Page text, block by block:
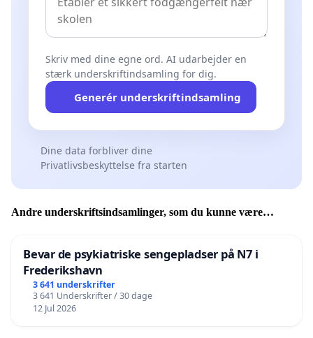
Skriv med dine egne ord. AI udarbejder en
stærk underskriftindsamling for dig.
Generér underskriftindsamling
Dine data forbliver dine
Privatlivsbeskyttelse fra starten
Andre underskriftsindsamlinger, som du kunne være
Bevar de psykiatriske sengepladser på N7 i
Frederikshavn
3 641 underskrifter
3 641 Underskrifter / 30 dage
12 Jul 2026